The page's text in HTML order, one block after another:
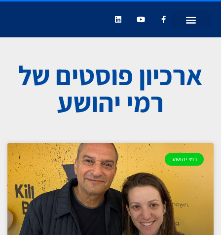
ארכיון פוסטים של
רמי יהושע
רמי יהושע